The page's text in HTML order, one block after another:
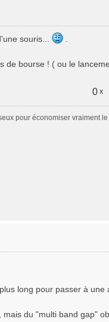
souris...
de bourse ! ( ou le
0 x
pour économiser vraiment le
long pour passer à une
du "multi band gap"